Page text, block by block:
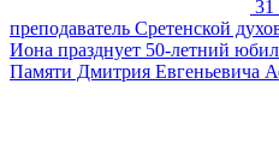
31
преподаватель Сретенской
Иона празднует 50-летний
Памяти Дмитрия Евгеньевича